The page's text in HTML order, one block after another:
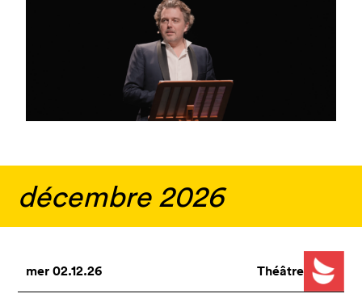
décembre 2026
mer02.12.26 Théâtre